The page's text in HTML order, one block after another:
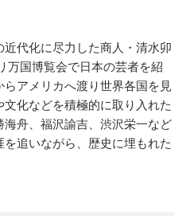
代化に尽力した商人・清水卯
万国博覧会で日本の芸者を紹
アメリカへ渡り世界各国を見
化などを積極的に取り入れた
舟、福沢諭吉、渋沢栄一など
追いながら、歴史に埋もれた